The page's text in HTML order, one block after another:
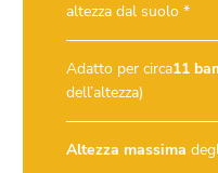
altezza dal suolo *
Adatto per circa11
dell’altezza)
Altezza massima